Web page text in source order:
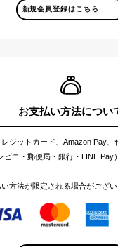
新規会員登録はこちら
お支払い方法につい
ジットカード、Amazon Pay、
ビニ・郵便局・銀行・LINE Pay
方法が限定される場合がござい